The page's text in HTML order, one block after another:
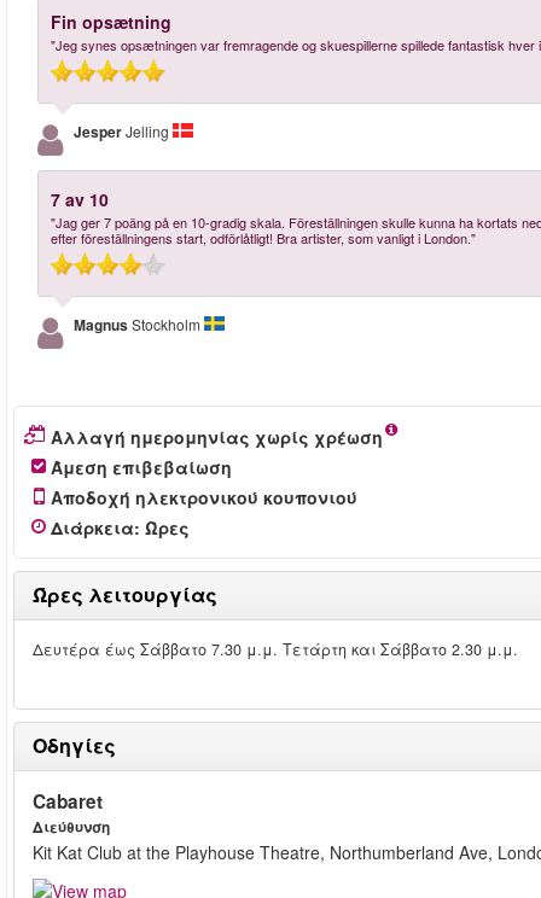
Fin opsætning
"Jeg synes opsætningen var fremragende og skuespillerne spillede fantastisk
JesperJelling
7 av 10
"Jag ger 7 poäng på en 10-gradig skala. Föreställningen skulle kunna ha kortats
efter föreställningens start, odförlåtligt! Bra artister, som vanligt i London."
MagnusStockholm
Αλλαγή ημερομηνίας χωρίς χρέωση
Άμεση επιβεβαίωση
Αποδοχή ηλεκτρονικού κουπονιού
Διάρκεια: Ώρες
Ώρες λειτουργίας
Δευτέρα έως Σάββατο 7.30 μ.μ. Τετάρτη και Σάββατο
Οδηγίες
Cabaret
Διεύθυνση
Kit Kat Club at the Playhouse Theatre, Northumberland Ave,